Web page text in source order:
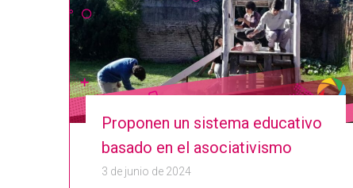
Proponen un sistema educativo
basado en el asociativismo
3 de junio de 2024